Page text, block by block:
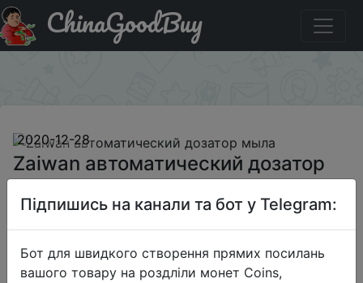
Придбати по знижці BGDISPENSERBP63 Zaiwan
автоматический дозатор мыла
ChinaGoodBuy
2020-12-28
Zaiwan автоматический дозатор
мыла
$17.99
Підпишись на канали та бот у Telegram:
Бот для швидкого створення прямих посилань
вашого товару на роздліли монет Coins,